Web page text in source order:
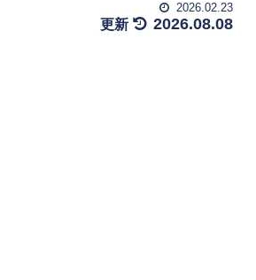
2026.02.23
2026.08.08